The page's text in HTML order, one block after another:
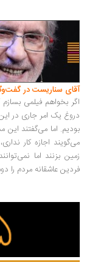
سناریست در گفت‌وگو با
بخواهم فیلمی بسازم که
یک امر جاری در این
اما می‌گفتند این
اجازه کار نداری،
بزنند اما نمی‌توانند
عاشقانه مردم را دوست